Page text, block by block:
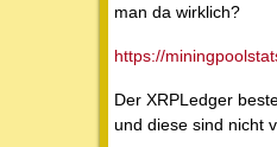
man da wirklich?
https://
Der XRPLedger
und diese sind nicht